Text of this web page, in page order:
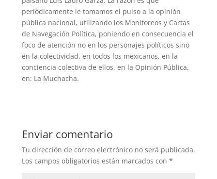
periódicamente le tomamos el pulso a la opinión
pública nacional, utilizando los Monitoreos y Cartas
de Navegación Política, poniendo en consecuencia el
foco de atención no en los personajes políticos sino
en la colectividad, en todos los mexicanos, en la
conciencia colectiva de ellos, en la Opinión Pública,
en: La Muchacha.
Enviar comentario
Tu dirección de correo electrónico no será publicada.
Los campos obligatorios están marcados con *